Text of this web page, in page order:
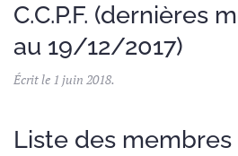
C.C.P.F. (dernières
au 19/12/2017)
Écrit le 1 juin 2018.
Liste des